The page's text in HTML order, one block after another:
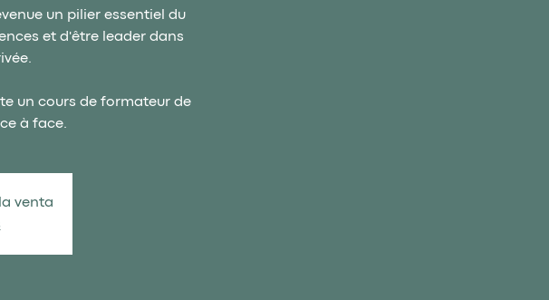
un pilier essentiel du
et d'être leader dans
un cours de formateur de
à face.
venta